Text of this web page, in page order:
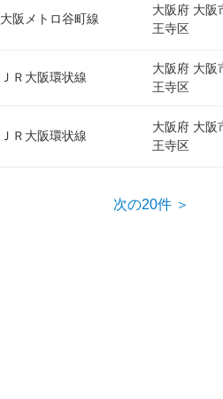
大阪メトロ谷町線
大阪府 大阪
王寺区
ＪＲ大阪環状線
大阪府 大阪
王寺区
ＪＲ大阪環状線
大阪府 大阪
王寺区
次の20件 ＞